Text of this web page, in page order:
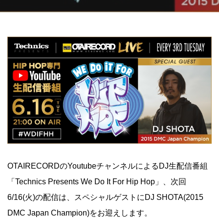
OTAIRECORDのYoutubeチャンネルによるDJ生配信番組
「Technics Presents We Do It For Hip Hop」、次回
6/16(火)の配信は、スペシャルゲストにDJ SHOTA(2015
DMC Japan Champion)をお迎えします。